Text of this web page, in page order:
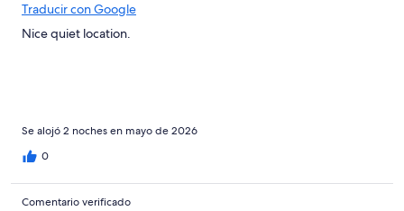
Horrible
Traducir con Google
Nice quiet location.
Se alojó 2 noches en mayo de 2026
0
Comentario verificado